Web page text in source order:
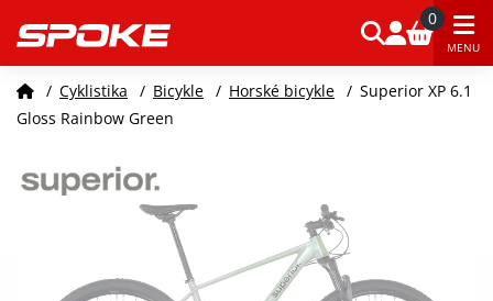
0
MENU
/ Cyklistika / Bicykle / Horské bicykle / Superior XP 6.1
Gloss Rainbow Green